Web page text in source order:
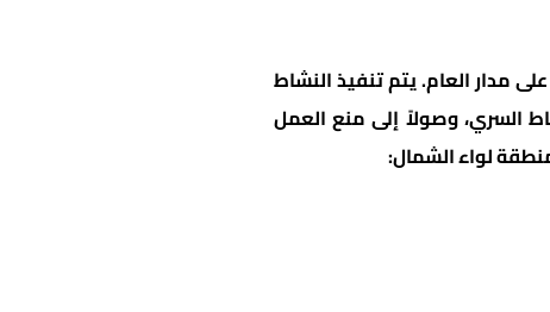
مدار العام. يتم تنفيذ النشاط
السري، وصولاً إلى منع العمل